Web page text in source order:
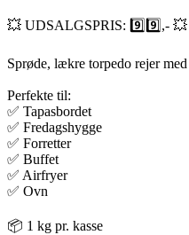
💥 UDSALGSPRIS: 9️⃣9️⃣,- 💥
Sprøde, lækre torpedo rejer
Perfekte til:
✅ Tapasbordet
✅ Fredagshygge
✅ Forretter
✅ Buffet
✅ Airfryer
✅ Ovn
📦 1 kg pr. kasse